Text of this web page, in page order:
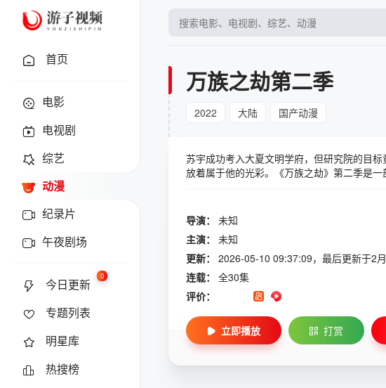
首页
电影
电视剧
综艺
动漫
纪录片
午夜剧场
今日更新
0
专题列表
明星库
热搜榜
万族之劫第二季
2022 大陆 国产动漫
苏宇成功考入大夏文明学府，但研究院的目
放着属于他的光彩。《万族之劫》第二季是
依存。但是在某一天，一种名为“永夜”的黑
临。故事情节： 第二季的剧情发生在第一季
他的妖族和人类一起抵御永夜的入侵。然而
密，他们是天使族。天使族的出现给整个世
族之劫的时代，一场千古之战即将爆发，谁
的火系魔法能力，他是抵御永夜的主要力量
给整个故事带来了新的变化。玄凌：一位神
一。其他角色：第二季中还会出现许多新的
侵。
导演：
未知
主演：
未知
更新：
2026-05-10 09:37:09，最后更新于2
连载：
全30集
评价：
立即播放 打赏